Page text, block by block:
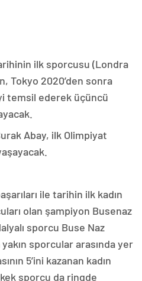
ilk sporcusu (Londra
Tokyo 2020’den sonra
temsil ederek üçüncü
Abay, ilk Olimpiyat
ile tarihin ilk kadın
olan şampiyon Busenaz
sporcu Buse Naz
sporcular arasında yer
5’ini kazanan kadın
sporcu da ringde